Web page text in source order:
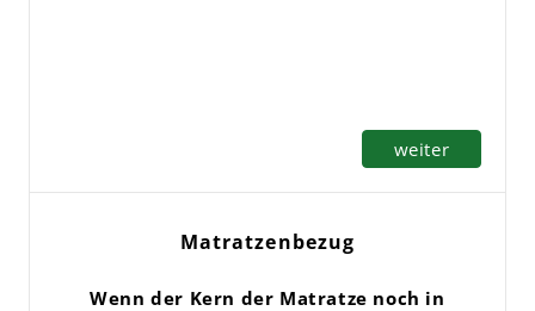
weiter
Matratzenbezug
Wenn der Kern der Matratze noch in